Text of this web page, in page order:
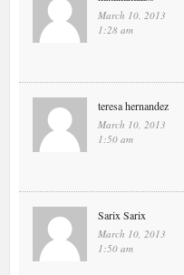
March 10, 2013
1:28 am
teresa hernandez
March 10, 2013
1:50 am
Sarix Sarix
March 10, 2013
1:50 am